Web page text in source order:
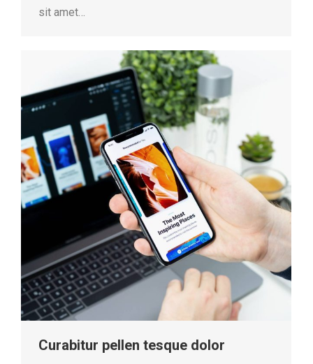
sit amet…
Curabitur pellen tesque dolor